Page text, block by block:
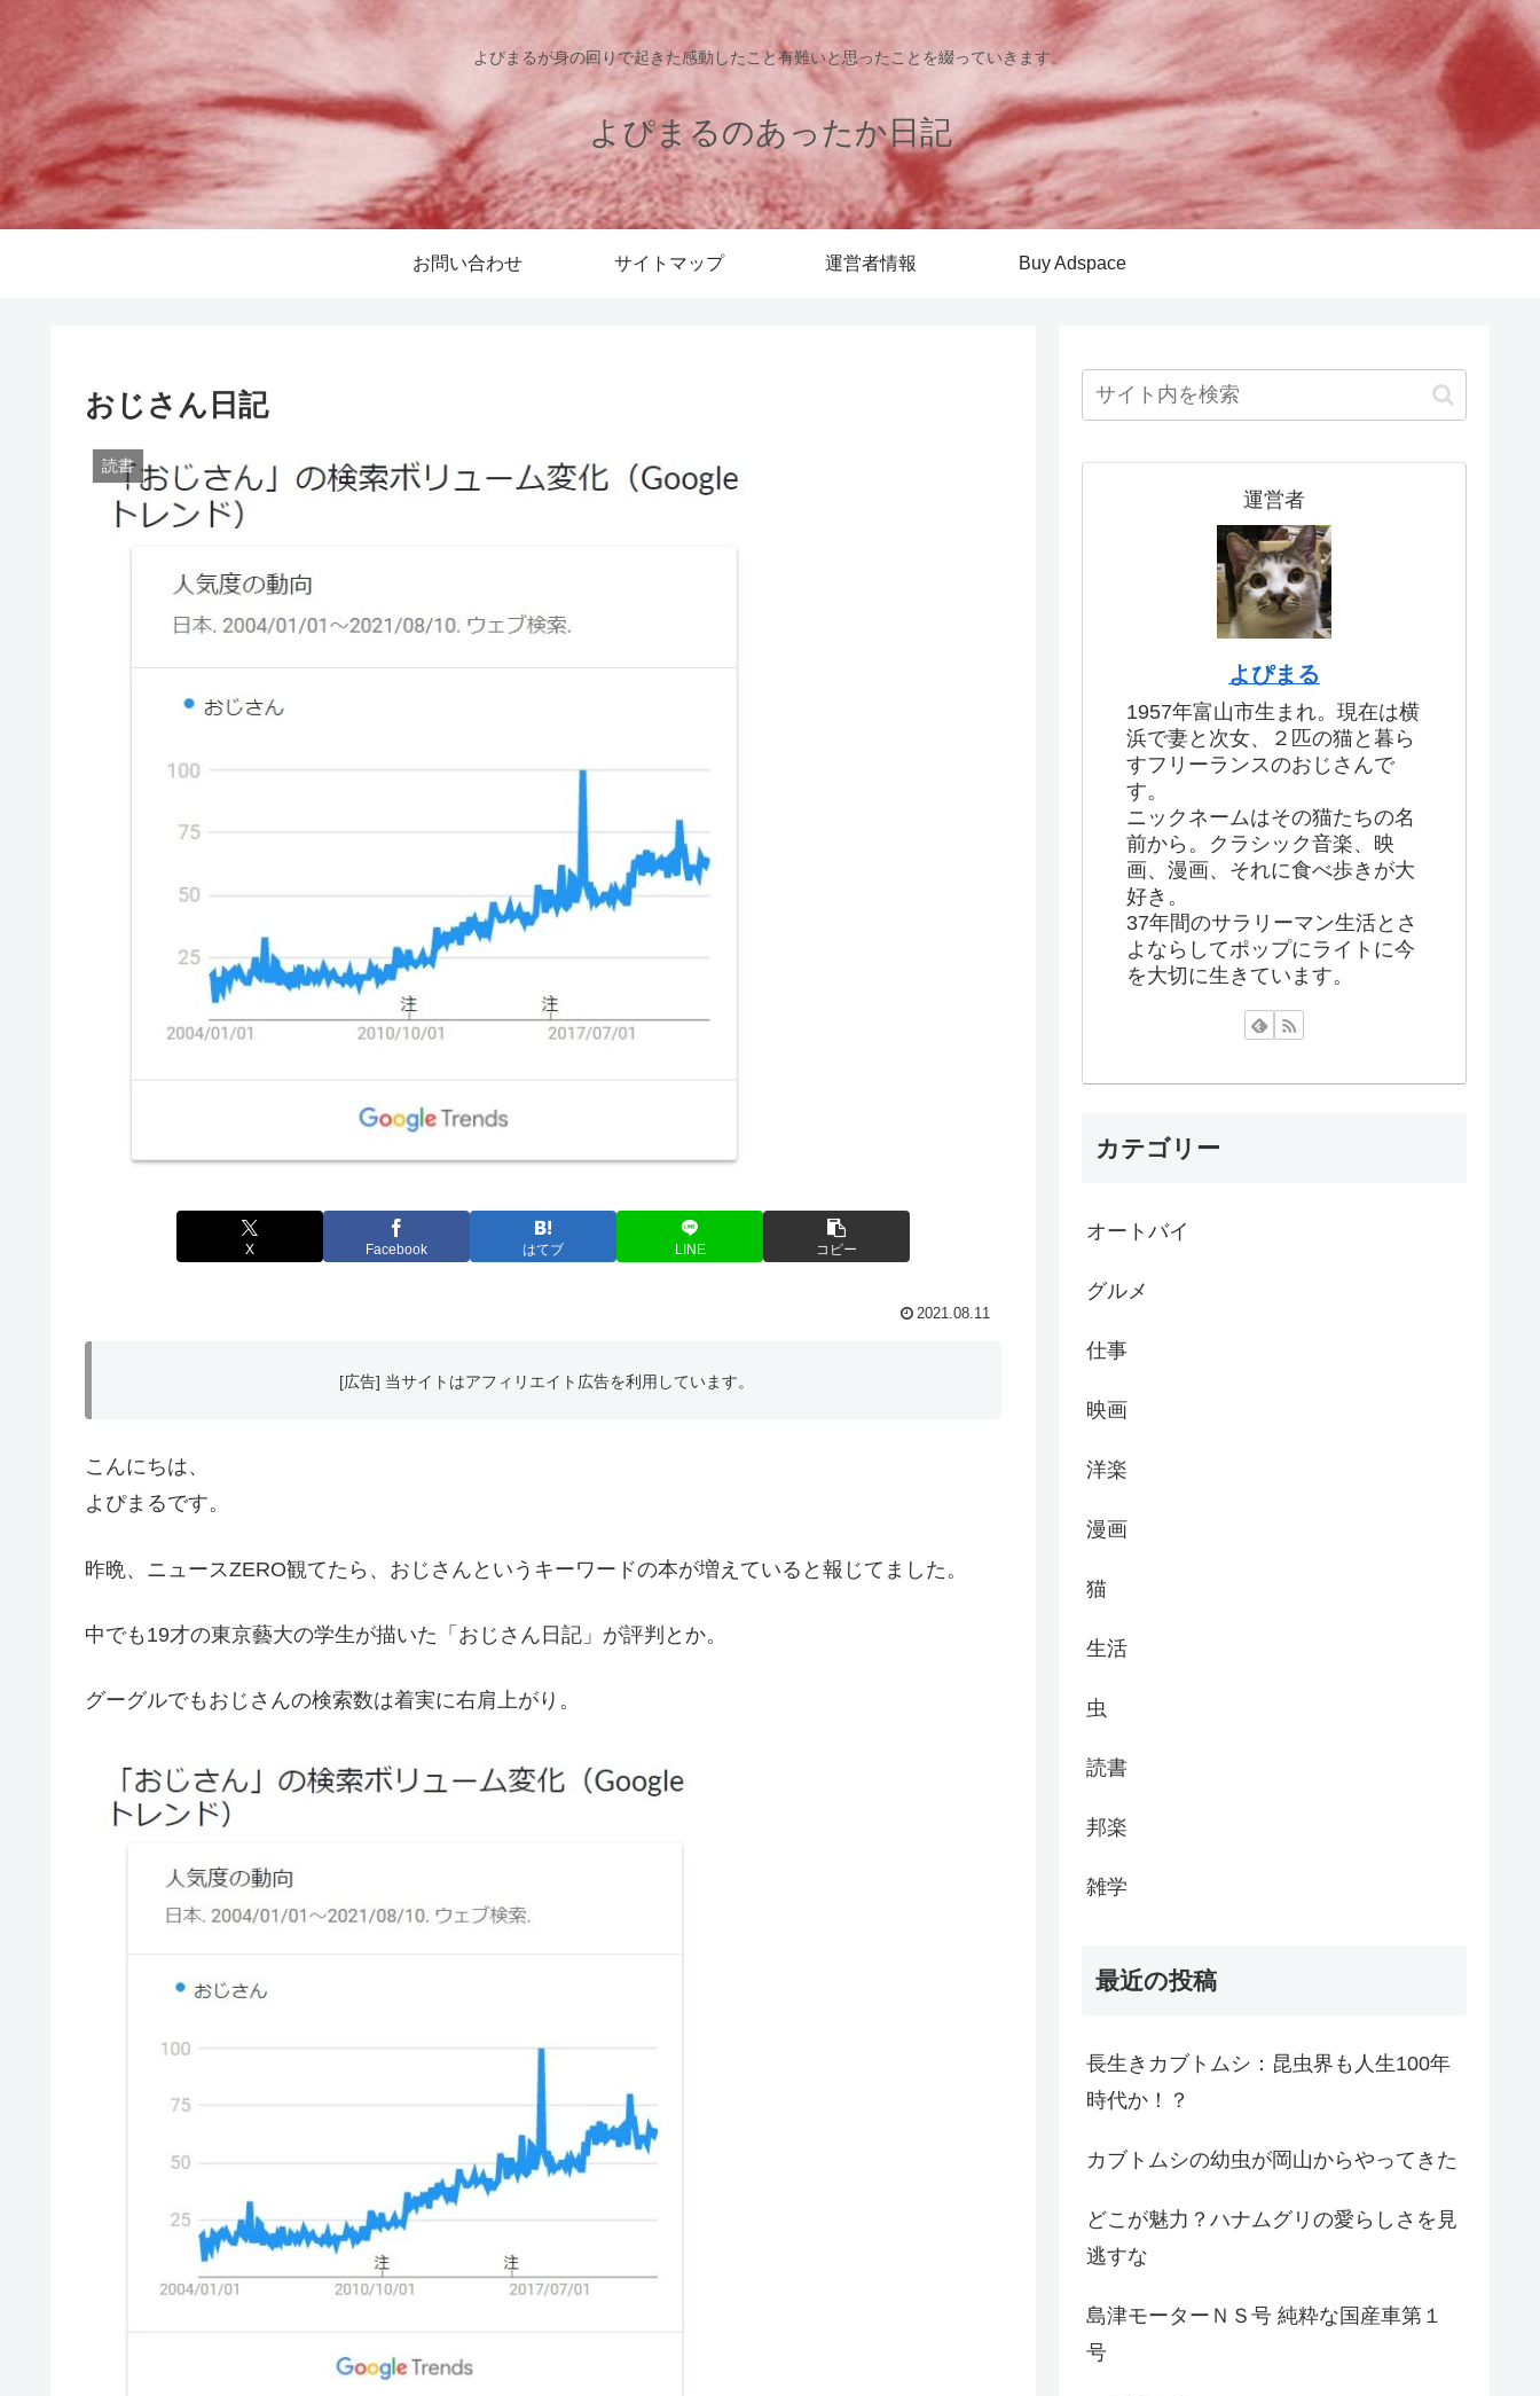
よぴまるが身の回りで起きた感動したこと有難いと思ったことを綴っていきます。
よぴまるのあったか日記
お問い合わせ サイトマップ 運営者情報 Buy Adspace
おじさん日記
読書
X Facebook はてブ LINE コピー
2021.08.11
[広告] 当サイトはアフィリエイト広告を利用しています。
こんにちは、
よぴまるです。
昨晩、ニュースZERO観てたら、おじさんというキーワードの本が増えていると報じてました。
中でも19才の東京藝大の学生が描いた「おじさん日記」が評判とか。
グーグルでもおじさんの検索数は着実に右肩上がり。
運営者
よぴまる
1957年富山市生まれ。現在は横
浜で妻と次女、２匹の猫と暮ら
すフリーランスのおじさんで
す。
ニックネームはその猫たちの名
前から。クラシック音楽、映
画、漫画、それに食べ歩きが大
好き。
37年間のサラリーマン生活とさ
よならしてポップにライトに今
を大切に生きています。
カテゴリー
オートバイ
グルメ
仕事
映画
洋楽
漫画
猫
生活
虫
読書
邦楽
雑学
最近の投稿
長生きカブトムシ：昆虫界も人生100年
時代か！？
カブトムシの幼虫が岡山からやってきた
どこが魅力？ハナムグリの愛らしさを見
逃すな
島津モーターＮＳ号 純粋な国産車第１
号